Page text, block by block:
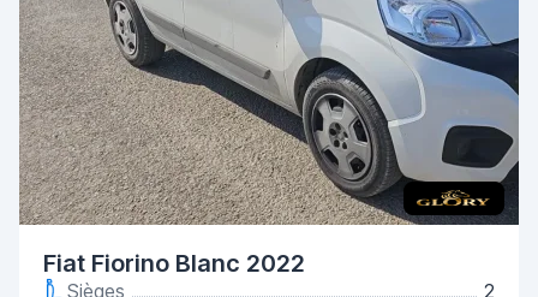
Fiat Fiorino Blanc 2022
Sièges
2